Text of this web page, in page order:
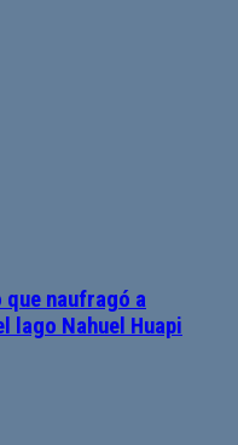
que naufragó a
lago Nahuel Huapi